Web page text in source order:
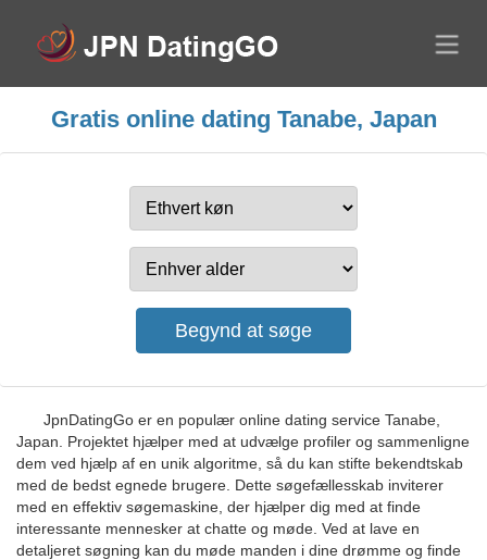
Gratis online dating Tanabe, Japan
JpnDatingGo er en populær online dating service Tanabe,
Japan. Projektet hjælper med at udvælge profiler og sammenligne
dem ved hjælp af en unik algoritme, så du kan stifte bekendtskab
med de bedst egnede brugere. Dette søgefællesskab inviterer
med en effektiv søgemaskine, der hjælper dig med at finde
interessante mennesker at chatte og møde. Ved at lave en
detaljeret søgning kan du møde manden i dine drømme og finde